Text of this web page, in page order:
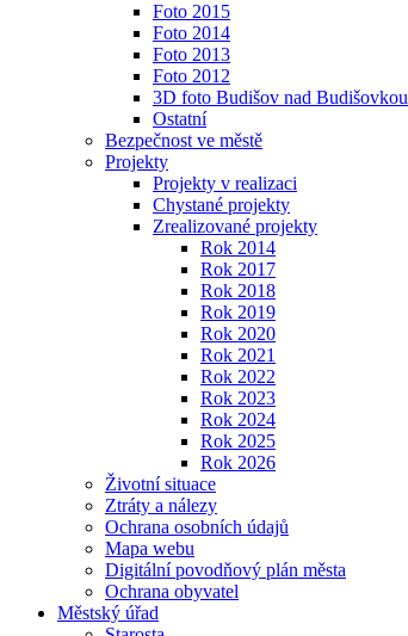
Foto 2015
Foto 2014
Foto 2013
Foto 2012
3D foto Budišov nad Budišovkou
Ostatní
Bezpečnost ve městě
Projekty
Projekty v realizaci
Chystané projekty
Zrealizované projekty
Rok 2014
Rok 2017
Rok 2018
Rok 2019
Rok 2020
Rok 2021
Rok 2022
Rok 2023
Rok 2024
Rok 2025
Rok 2026
Životní situace
Ztráty a nálezy
Ochrana osobních údajů
Mapa webu
Digitální povodňový plán města
Ochrana obyvatel
Městský úřad